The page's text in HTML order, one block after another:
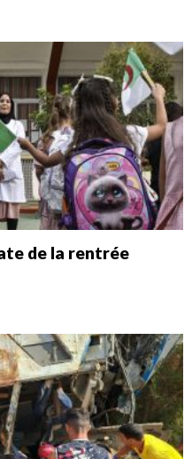
de la rentrée